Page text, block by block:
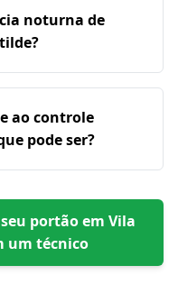
noturna de
ao controle
pode ser?
portão emVila
um técnico